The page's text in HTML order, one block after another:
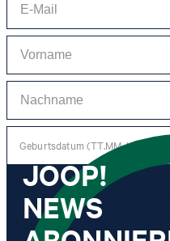
Geburtsdatum (TT.MM.JJJJ)
*Ich stimme der Erhebung,
Newsletters zu Zwecken der
Kundenservice sowie der
Informationen zum Newsletter
JOOP!
NEWS